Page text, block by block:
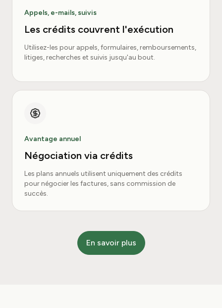
Appels, e-mails, suivis
Les crédits couvrent l'exécution
Utilisez-les pour appels, formulaires, remboursements,
litiges, recherches et suivis jusqu'au bout.
Avantage annuel
Négociation via crédits
Les plans annuels utilisent uniquement des crédits
pour négocier les factures, sans commission de
succès.
En savoir plus